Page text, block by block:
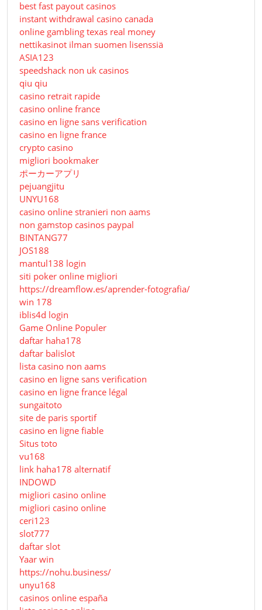
best fast payout casinos
instant withdrawal casino canada
online gambling texas real money
nettikasinot ilman suomen lisenssiä
ASIA123
speedshack non uk casinos
qiu qiu
casino retrait rapide
casino online france
casino en ligne sans verification
casino en ligne france
crypto casino
migliori bookmaker
ポーカーアプリ
pejuangjitu
UNYU168
casino online stranieri non aams
non gamstop casinos paypal
BINTANG77
JOS188
mantul138 login
siti poker online migliori
https://dreamflow.es/aprender-fotografia/
win 178
iblis4d login
Game Online Populer
daftar haha178
daftar balislot
lista casino non aams
casino en ligne sans verification
casino en ligne france légal
sungaitoto
site de paris sportif
casino en ligne fiable
Situs toto
vu168
link haha178 alternatif
INDOWD
migliori casino online
migliori casino online
ceri123
slot777
daftar slot
Yaar win
https://nohu.business/
unyu168
casinos online españa